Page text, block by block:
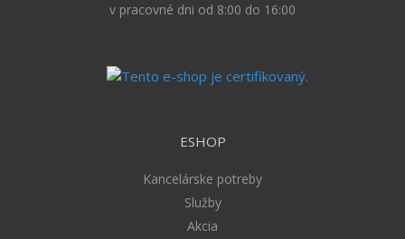
v pracovné dni od 8:00 do 16:00
ESHOP
Kancelárske potreby
Služby
Akcia